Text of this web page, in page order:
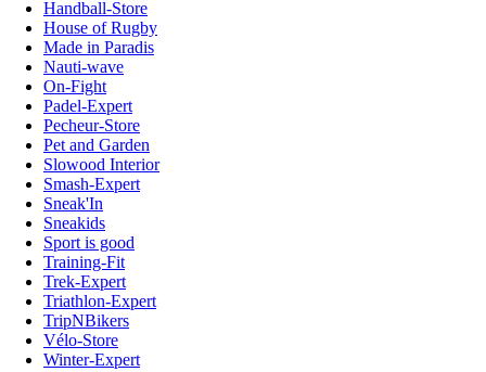
Handball-Store
House of Rugby
Made in Paradis
Nauti-wave
On-Fight
Padel-Expert
Pecheur-Store
Pet and Garden
Slowood Interior
Smash-Expert
Sneak'In
Sneakids
Sport is good
Training-Fit
Trek-Expert
Triathlon-Expert
TripNBikers
Vélo-Store
Winter-Expert